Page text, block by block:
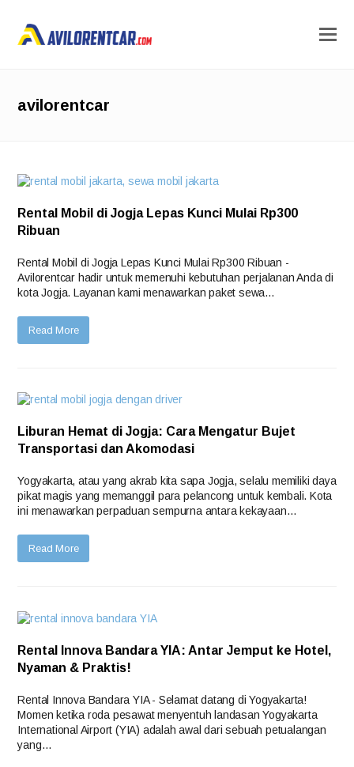
avilorentcar
Rental Mobil di Jogja Lepas Kunci Mulai Rp300
Ribuan
Rental Mobil di Jogja Lepas Kunci Mulai Rp300 Ribuan -
Avilorentcar hadir untuk memenuhi kebutuhan perjalanan Anda di
kota Jogja. Layanan kami menawarkan paket sewa…
Read More
Liburan Hemat di Jogja: Cara Mengatur Bujet
Transportasi dan Akomodasi
Yogyakarta, atau yang akrab kita sapa Jogja, selalu memiliki daya
pikat magis yang memanggil para pelancong untuk kembali. Kota
ini menawarkan perpaduan sempurna antara kekayaan…
Read More
Rental Innova Bandara YIA: Antar Jemput ke Hotel,
Nyaman & Praktis!
Rental Innova Bandara YIA - Selamat datang di Yogyakarta!
Momen ketika roda pesawat menyentuh landasan Yogyakarta
International Airport (YIA) adalah awal dari sebuah petualangan
yang…